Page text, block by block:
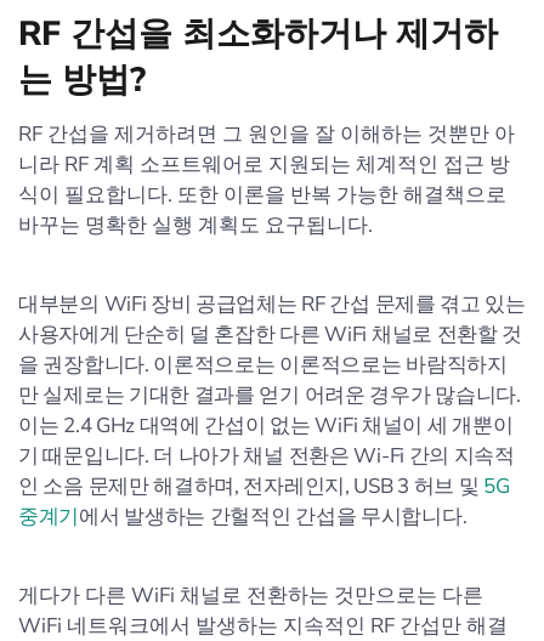
RF 간섭을 최소화하거나 제거하
는 방법?
RF 간섭을 제거하려면 그 원인을 잘 이해하는 것뿐만 아
니라 RF 계획 소프트웨어로 지원되는 체계적인 접근 방
식이 필요합니다. 또한 이론을 반복 가능한 해결책으로
바꾸는 명확한 실행 계획도 요구됩니다.
대부분의 WiFi 장비 공급업체는 RF 간섭 문제를 겪고 있는
사용자에게 단순히 덜 혼잡한 다른 WiFi 채널로 전환할 것
을 권장합니다. 이론적으로는 이론적으로는 바람직하지
만 실제로는 기대한 결과를 얻기 어려운 경우가 많습니다.
이는 2.4 GHz 대역에 간섭이 없는 WiFi 채널이 세 개뿐이
기 때문입니다. 더 나아가 채널 전환은 Wi-Fi 간의 지속적
인 소음 문제만 해결하며, 전자레인지, USB 3 허브 및 5G
중계기에서 발생하는 간헐적인 간섭을 무시합니다.
게다가 다른 WiFi 채널로 전환하는 것만으로는 다른
WiFi 네트워크에서 발생하는 지속적인 RF 간섭만 해결